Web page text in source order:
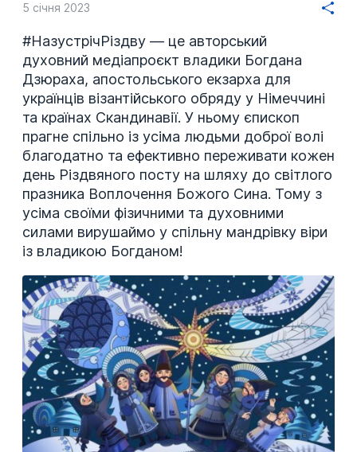
5 січня 2023
#НазустрічРіздву — це авторський
духовний медіапроєкт владики Богдана
Дзюраха, апостольського екзарха для
українців візантійського обряду у Німеччині
та країнах Скандинавії. У ньому єпископ
прагне спільно із усіма людьми доброї волі
благодатно та ефективно переживати кожен
день Різдвяного посту на шляху до світлого
празника Воплочення Божого Сина. Тому з
усіма своїми фізичними та духовними
силами вирушаймо у спільну мандрівку віри
із владикою Богданом!